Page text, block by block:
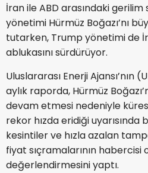
İran ile ABD arasındaki
yönetimi Hürmüz Boğazı’nı
tutarken, Trump yönetimi de
ablukasını sürdürüyor.
Uluslararası Enerji Ajansı’nın
aylık raporda, Hürmüz
devam etmesi nedeniyle
rekor hızda eridiği uyarısında
kesintiler ve hızla azalan
fiyat sıçramalarının habercisi
değerlendirmesini yaptı.